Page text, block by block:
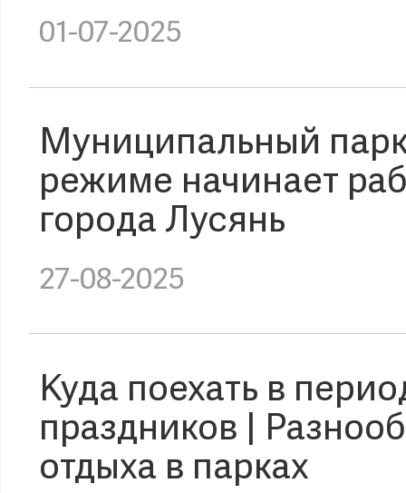
01-07-2025
Муниципальный
режиме начинает
города Лусянь
27-08-2025
Куда поехать в
праздников |
отдыха в парках